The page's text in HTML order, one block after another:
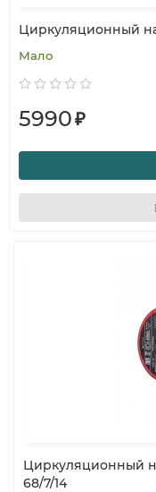
Циркуляционный
Мало
5990₽
Циркуляционный
68/7/14